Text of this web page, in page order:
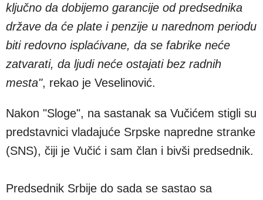
ključno da dobijemo garancije od predsednika
države da će plate i penzije u narednom periodu
biti redovno isplaćivane, da se fabrike neće
zatvarati, da ljudi neće ostajati bez radnih
mesta", rekao je Veselinović.
Nakon "Sloge", na sastanak sa Vučićem stigli su
predstavnici vladajuće Srpske napredne stranke
(SNS), čiji je Vučić i sam član i bivši predsednik.
Predsednik Srbije do sada se sastao sa